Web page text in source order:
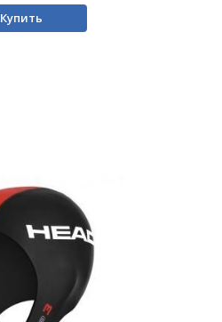
Купить